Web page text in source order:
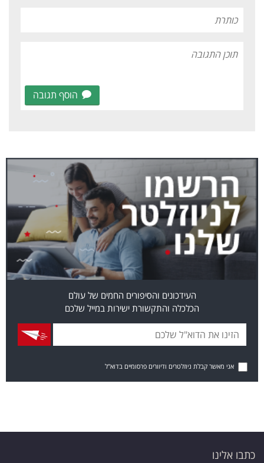
הוסף תגובה
העידכונים והסיפורים החמים של עולם
הכלכלה והתקשורת ישירות במייל שלכם
אני מאשר קבלת ניוזלטרים ודיוורים פרסומיים בדוא"ל
כתבו אלינו